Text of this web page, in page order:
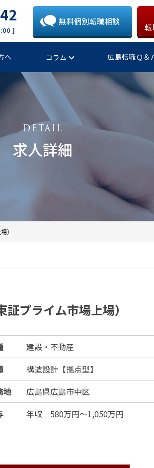
]
無料個別転職相談
へ コラム 広島転職Ｑ＆
求人詳細
）
プライム市場上場）
建設・不動産
構造設計【拠点型】
地
広島県広島市中区
年収 580万円～1,050万円